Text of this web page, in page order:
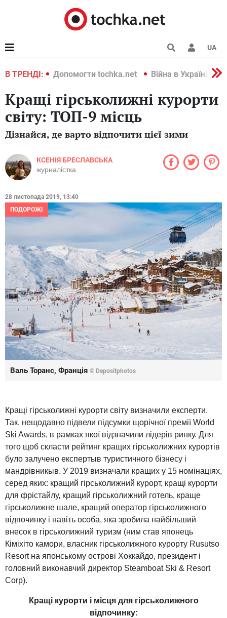
UA
В ТРЕНДІ:
2022 Допомогти tochka.net Війна в Україні 2022
Кращі гірськолижні курорти
світу: ТОП-9 місць
Дізнайся, де варто відпочити цієї зими
КСЕНІЯ БРЕСЛАВСЬКА
журналістка
28 листопада 2019, 13:40
ПОДОРОЖІ
Валь Торанс, Франція © Depositphotos
Кращі гірськолижні курорти світу визначили експерти.
Так, нещодавно підвели підсумки щорічної премії World
Ski Awards, в рамках якої відзначили лідерів ринку. Для
того щоб скласти рейтинг кращих гірськолижних курортів
було залучено експертыв туристичного бізнесу і
мандрівникыв. У 2019 визначали кращих у 15 номінаціях,
серед яких: кращий гірськолижний курорт, кращі курорти
для фрістайлу, кращий гірськолижний готель, краще
гірськолижне шале, кращий оператор гірськолижного
відпочинку і навіть особа, яка зробила найбільший
внесок в гірськолижний туризм (ним став японець
Кіміхіто камори, власник гірськолижного курорту Rusutso
Resort на японському острові Хоккайдо, президент і
головний виконавчий директор Steamboat Ski & Resort
Corp).
Кращі курорти і місця для гірськолижного
відпочинку: